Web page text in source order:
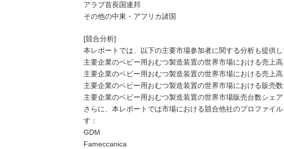
アラブ首長国連邦
その他の中東・アフリカ諸国
[競合分析]
本レポートでは、以下の主要市場参加者に関する分析も提供し
主要企業のベビー用おむつ製造装置の世界市場における売上
主要企業のベビー用おむつ製造装置の世界市場における売上高
主要企業のベビー用おむつ製造装置の世界市場における販売
主要企業のベビー用おむつ製造装置の世界市場販売台数シェア
さらに、本レポートでは市場における競合他社のプロファイ
す：
GDM
Fameccanica